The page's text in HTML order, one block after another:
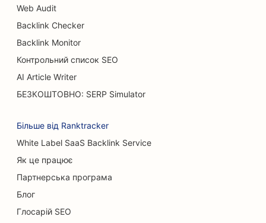
SEO для кафе
SEO для опікових хірургів
SEO для автосалонів
SEO для ресторанів швидкого харчування
Web Audit
Backlink Checker
Backlink Monitor
Контрольний список SEO
AI Article Writer
БЕЗКОШТОВНО: SERP Simulator
Більше від Ranktracker
White Label SaaS Backlink Service
Як це працює
Партнерська програма
Блог
Глосарій SEO